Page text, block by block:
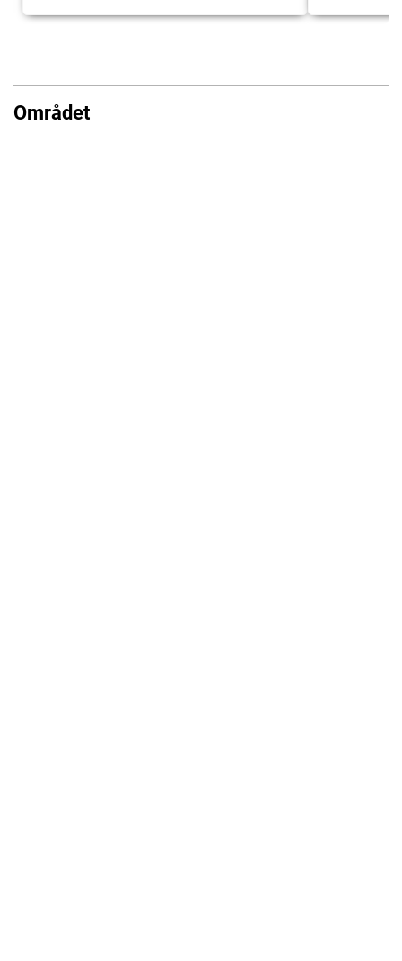
Området